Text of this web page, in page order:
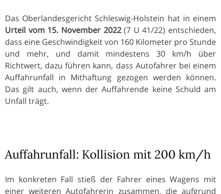
Das Oberlandesgericht Schleswig-Holstein hat in einem
Urteil vom 15. November 2022(7 U 41/22) entschieden,
dass eine Geschwindigkeit von 160 Kilometer pro Stunde
und mehr, und damit mindestens 30 km/h über
Richtwert, dazu führen kann, dass Autofahrer bei einem
Auffahrunfall in Mithaftung gezogen werden können.
Das gilt auch, wenn der Auffahrende keine Schuld am
Unfall trägt.
Auffahrunfall: Kollision mit 200 km/h
Im konkreten Fall stieß der Fahrer eines Wagens mit
einer weiteren Autofahrerin zusammen, die aufgrund